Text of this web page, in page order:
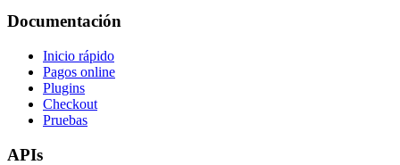
Documentación
Inicio rápido
Pagos online
Plugins
Checkout
Pruebas
APIs